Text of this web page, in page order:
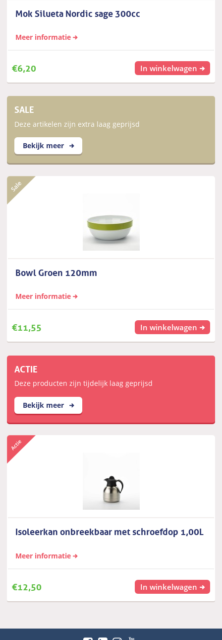
Mok Silueta Nordic sage 300cc
Meer informatie
€6,20 In winkelwagen
SALE
Deze artikelen zijn extra laag geprijsd
Bekijk meer
Bowl Groen 120mm
Meer informatie
€11,55 In winkelwagen
ACTIE
Deze producten zijn tijdelijk laag geprijsd
Bekijk meer
Isoleerkan onbreekbaar met schroefdop 1,00L
Meer informatie
€12,50 In winkelwagen